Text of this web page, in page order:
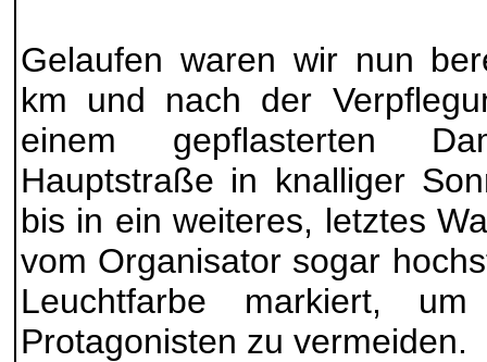
Gelaufen waren wir nun
km und nach der
einem gepflasterten
Hauptstraße in knalliger
bis in ein weiteres, letztes
vom Organisator sogar
Leuchtfarbe markiert,
Protagonisten zu vermeiden.